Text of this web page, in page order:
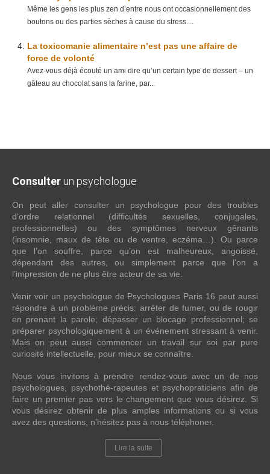
Même les gens les plus zen d’entre nous ont occasionnellement des
boutons ou des parties sèches à cause du stress....
La toxicomanie alimentaire n’est pas une affaire de
force de volonté
Avez-vous déjà écouté un ami dire qu’un certain type de dessert – un
gâteau au chocolat sans la farine, par...
Consulter un psychologue
On peut aller consulter un psychologue pour des troubles
d’ordre relationnel (difficultés sexuelles, conjugales,
professionnelles) ou des symptômes nerveux gênants
(insomnie, maux de tête ou de ventre, eczéma…). Ou parce
que l’on souffre, parce qu’on est malheureux, angoissé,
dépendant des autres, ou simplement parce que l’on a
l’impression de ne plus être acteur de sa vie.
Venir voir un psychologue de Psychologues Paris 16 peut aussi
répondre à un problème précis: arrêter de fumer, ou de rougir
en prenant la parole; dépasser un blocage professionnel; se
préparer psychologiquement à un événement stressant à venir.
Mais on peut aussi commencer un travail sur soi par pure
curiosité intellectuelle, pour mieux se connaître.
Nous vous invitons à prendre rendez-vous avec un de nos
psychologues, psychothé-rapeutes et psychopraticiens afin de
faire un premier pas vers le changement que vous désirez. Si
vous désirez obtenir de plus amples informations ou si vous
avez des questions, n’hésitez pas à nous téléphoner.
Lire la suite